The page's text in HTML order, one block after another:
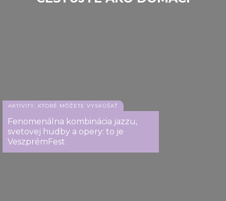
AKTIVITY, KTORÉ MÔŽETE VYSKÚŠAŤ
Fenomenálna kombinácia jazzu,
svetovej hudby a opery: to je
VeszprémFest